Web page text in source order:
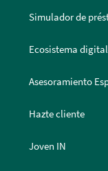
Simulador de
Ecosistema digital
Asesoramiento
Hazte cliente
Joven IN